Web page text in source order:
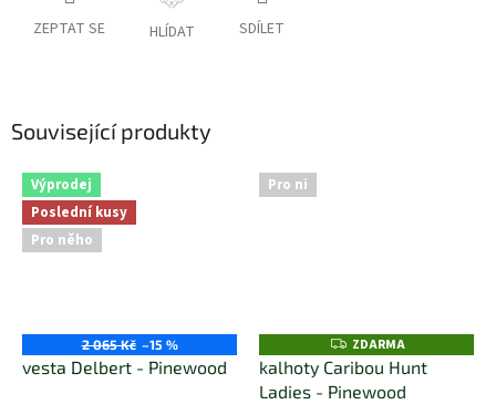
ZEPTAT SE HLÍDAT SDÍLET
Související produkty
Výprodej
Poslední kusy
Pro něho
2 065 Kč –15 %
vesta Delbert - Pinewood
Pro ni
Z
D
A
R
ZDARMA
kalhoty Caribou Hunt
Ladies - Pinewood